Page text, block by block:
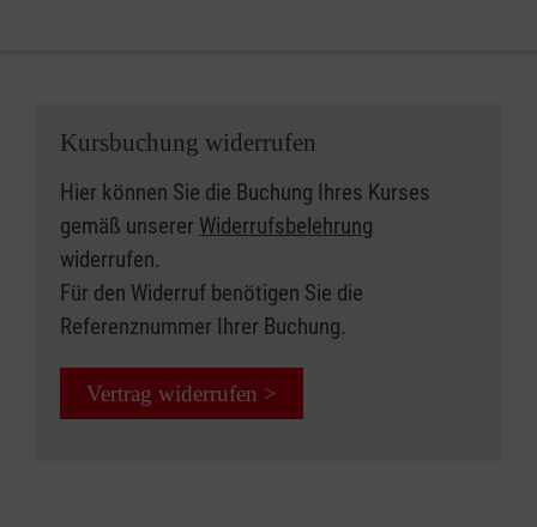
Kursbuchung widerrufen
Hier können Sie die Buchung Ihres Kurses
gemäß unserer Widerrufsbelehrung
widerrufen.
Für den Widerruf benötigen Sie die
Referenznummer Ihrer Buchung.
Vertrag widerrufen >